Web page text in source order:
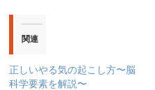
関連
正しいやる気の起こし方〜脳
科学要素を解説〜